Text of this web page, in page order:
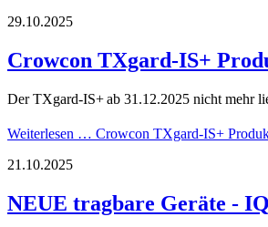
29.10.2025
Crowcon TXgard-IS+
Der TXgard-IS+ab 31.12.2025 nicht mehr
Weiterlesen … Crowcon TXgard-IS+
21.10.2025
NEUE tragbare Geräte -